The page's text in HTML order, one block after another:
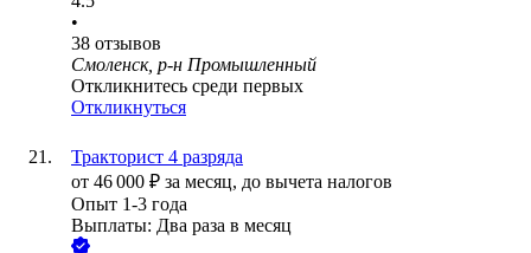
•
38 отзывов
Смоленск, р-н Промышленный
Откликнитесь среди первых
Откликнуться
Тракторист 4 разряда
от 46 000 ₽ за месяц, до вычета налогов
Опыт 1-3 года
Выплаты: Два раза в месяц